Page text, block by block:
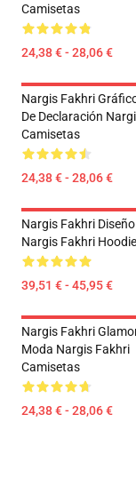
Camisetas
24,38 € - 28,06 €
Nargis Fakhri
De Declaración
Camisetas
24,38 € - 28,06 €
Nargis Fakhri
Nargis Fakhri
39,51 € - 45,95 €
Nargis Fakhri
Moda Nargis Fakhri
Camisetas
24,38 € - 28,06 €